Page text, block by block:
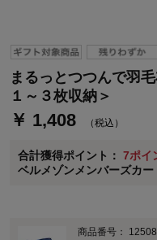
まるっとつつんで羽
１～３枚収納＞
￥ 1,408 （税込）
合計獲得ポイント： 7ポイ
ベルメゾンメンバーズカ
通常商品送料無料 返品引
即時入会なら更に500円
※メンバーズカードの加算ポ
に対して適用されます。
商品番号：